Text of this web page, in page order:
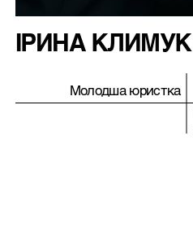
ІРИНА КЛИМУК
Молодша юристка